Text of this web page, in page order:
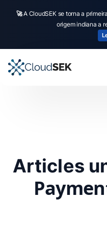
🚀A CloudSEK se torna a
origem indiana a
Articles